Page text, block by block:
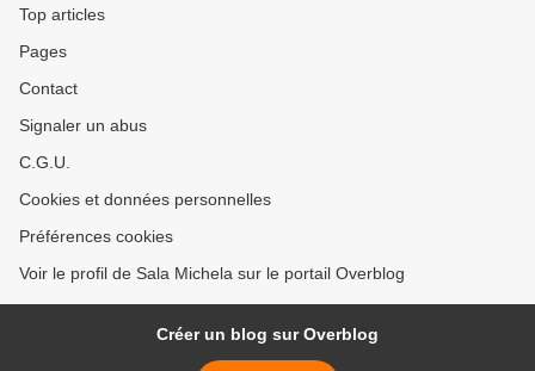
Top articles
Pages
Contact
Signaler un abus
C.G.U.
Cookies et données personnelles
Préférences cookies
Voir le profil de Sala Michela sur le portail Overblog
Créer un blog sur Overblog